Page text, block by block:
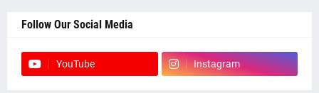
Follow Our Social Media
YouTube Instagram